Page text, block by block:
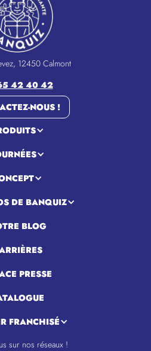
12450 Calmont
42 40 42
NOUS !
DE BANQUIZ
BLOG
PRESSE
FRANCHISÉ
sur nos réseaux !